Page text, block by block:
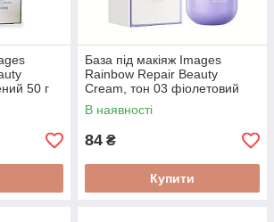
50 г
База під макіяж Images
Rainbow Repair Beauty
Cream, тон 03 фіолетовий
50гр
В наявності
84 ₴
Купити